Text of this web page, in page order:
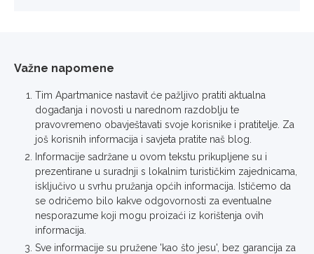
Važne napomene
Tim Apartmanice nastavit će pažljivo pratiti aktualna
događanja i novosti u narednom razdoblju te
pravovremeno obavještavati svoje korisnike i pratitelje. Za
još korisnih informacija i savjeta pratite naš blog.
Informacije sadržane u ovom tekstu prikupljene su i
prezentirane u suradnji s lokalnim turističkim zajednicama,
isključivo u svrhu pružanja općih informacija. Ističemo da
se odričemo bilo kakve odgovornosti za eventualne
nesporazume koji mogu proizaći iz korištenja ovih
informacija.
Sve informacije su pružene 'kao što jesu', bez garancija za